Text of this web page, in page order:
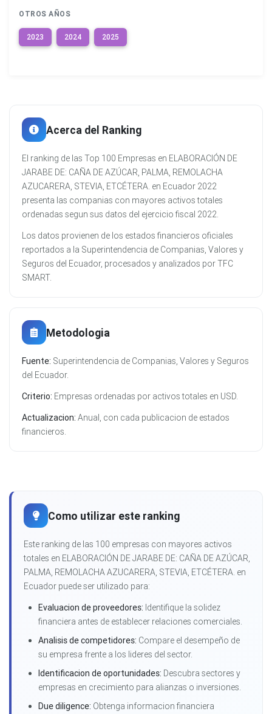
OTROS AÑOS
2023 2024 2025
Acerca del Ranking
El ranking de las Top 100 Empresas en ELABORACIÓN DE
JARABE DE: CAÑA DE AZÚCAR, PALMA, REMOLACHA
AZUCARERA, STEVIA, ETCÉTERA. en Ecuador 2022
presenta las companias con mayores activos totales
ordenadas segun sus datos del ejercicio fiscal 2022.
Los datos provienen de los estados financieros oficiales
reportados a la Superintendencia de Companias, Valores y
Seguros del Ecuador, procesados y analizados por TFC
SMART.
Metodologia
Fuente: Superintendencia de Companias, Valores y Seguros
del Ecuador.
Criterio: Empresas ordenadas por activos totales en USD.
Actualizacion: Anual, con cada publicacion de estados
financieros.
Como utilizar este ranking
Este ranking de las 100 empresas con mayores activos
totales en ELABORACIÓN DE JARABE DE: CAÑA DE AZÚCAR,
PALMA, REMOLACHA AZUCARERA, STEVIA, ETCÉTERA. en
Ecuador puede ser utilizado para:
Evaluacion de proveedores: Identifique la solidez
financiera antes de establecer relaciones comerciales.
Analisis de competidores: Compare el desempeño de
su empresa frente a los lideres del sector.
Identificacion de oportunidades: Descubra sectores y
empresas en crecimiento para alianzas o inversiones.
Due diligence: Obtenga informacion financiera